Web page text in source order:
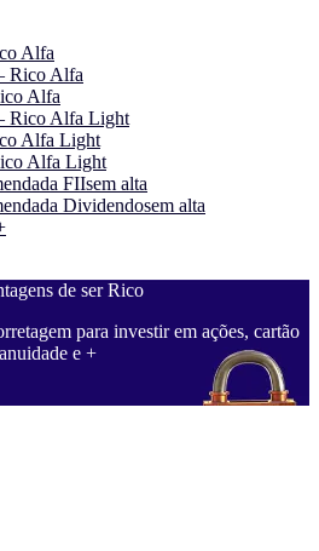
Alfa
Rico Alfa
Alfa
Rico Alfa Light
Alfa Light
Alfa Light
FIIsem alta
Dividendosem alta
de ser Rico
para investir em ações, cartão
e +